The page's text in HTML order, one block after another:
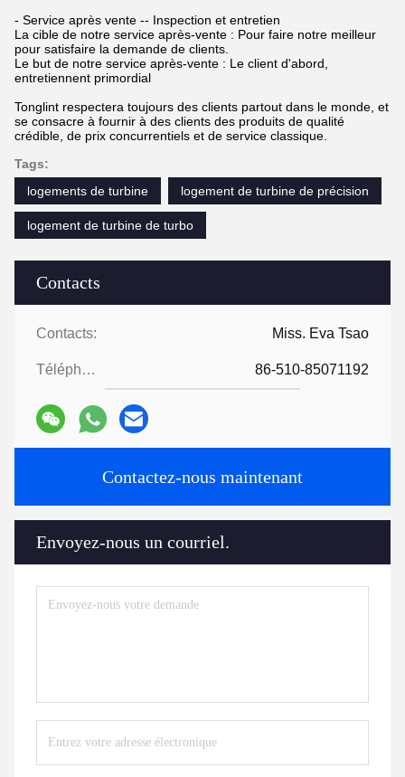
Contacts
Contacts: Miss. Eva Tsao
Téléphone: 86-510-85071192
Contactez-nous maintenant
Envoyez-nous un courriel.
- Service après vente -- Inspection et entretien
La cible de notre service après-vente : Pour faire notre meilleur
pour satisfaire la demande de clients.
Le but de notre service après-vente : Le client d'abord,
entretiennent primordial
Tonglint respectera toujours des clients partout dans le monde, et
se consacre à fournir à des clients des produits de qualité
crédible, de prix concurrentiels et de service classique.
Tags:
logements de turbine
logement de turbine de précision
logement de turbine de turbo